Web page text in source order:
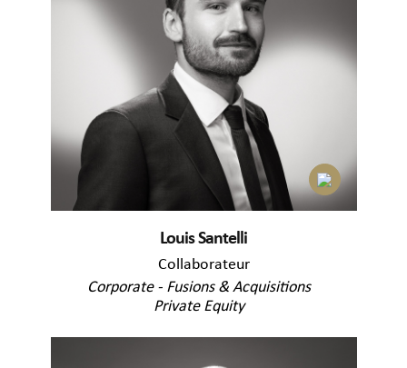
Louis Santelli
Collaborateur
Corporate - Fusions & Acquisitions
Private Equity